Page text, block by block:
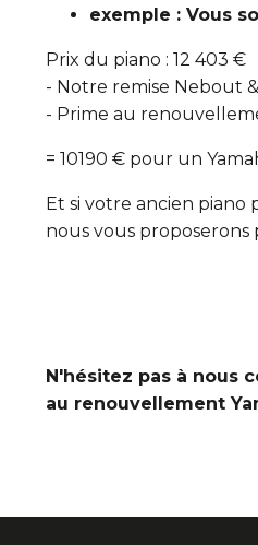
exemple : Vous
Prix du piano : 12 403 €
- Notre remise Nebout
- Prime au
= 10190 € pour un
Et si votre ancien
nous vous
N'hésitez pas à nous
au renouvellement